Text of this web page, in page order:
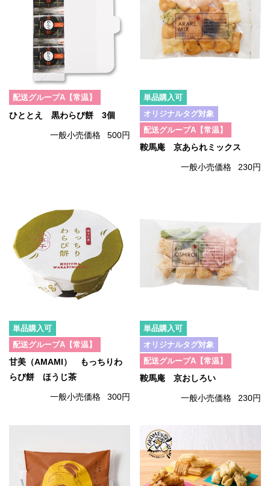
配送グループA【常温】
ひととえ 黒わらび餅 3個
一般小売価格 500円
単品購入可
オリジナルタグ対象
配送グループA【常温】
鞍馬庵 京あられミックス
一般小売価格 230円
単品購入可
配送グループA【常温】
甘美（AMAMI） もっちりわ
らび餅 ほうじ茶
一般小売価格 300円
単品購入可
オリジナルタグ対象
配送グループA【常温】
鞍馬庵 京おしろい
一般小売価格 230円